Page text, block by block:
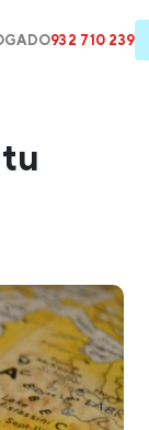
932 710 239